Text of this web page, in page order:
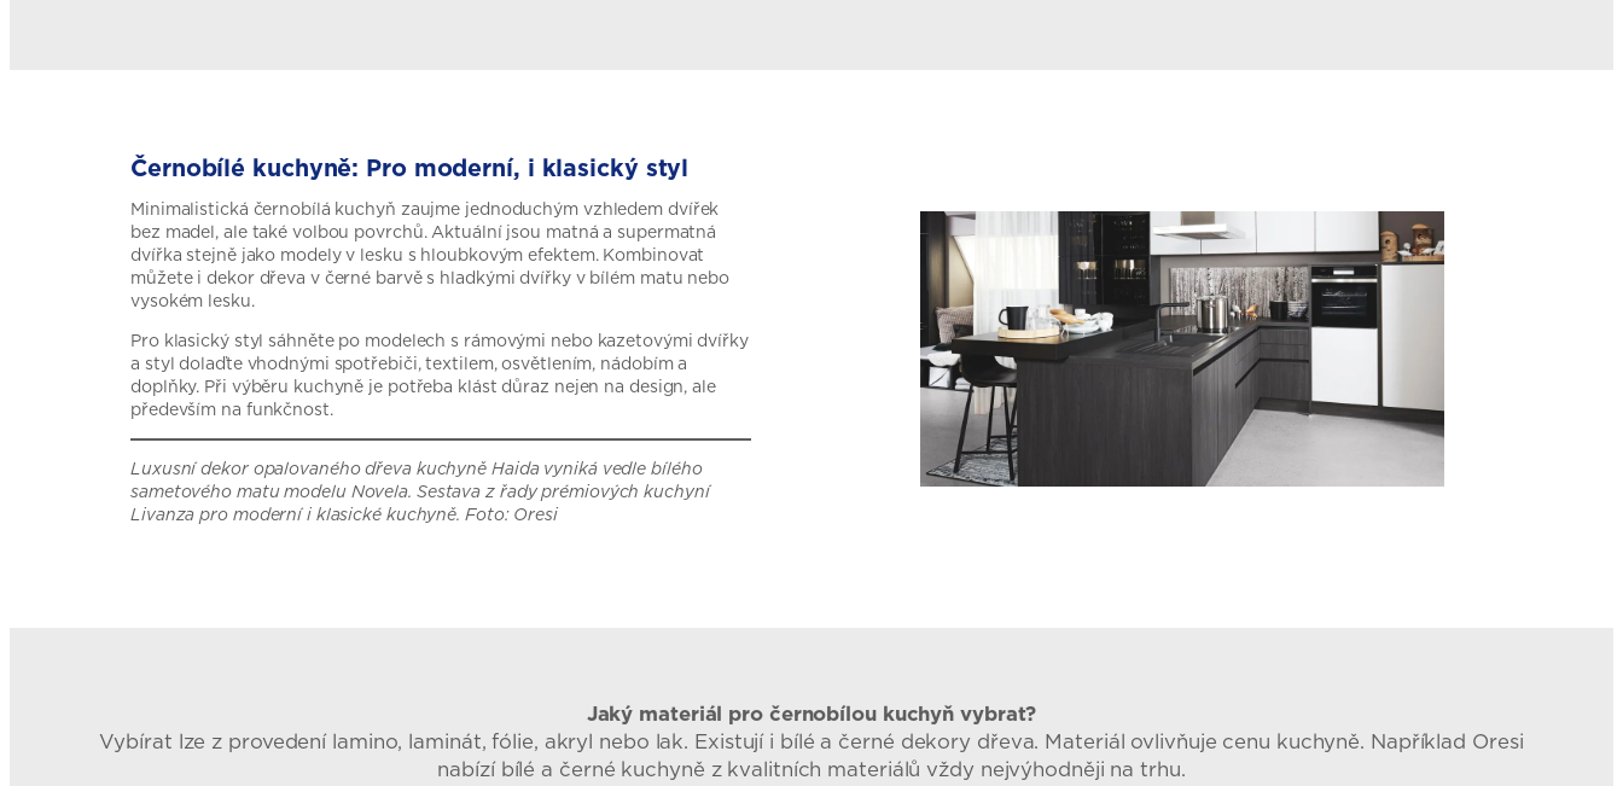
Černobílé kuchyně: Pro moderní, i klasický styl
Minimalistická černobílá kuchyň zaujme jednoduchým vzhledem dvířek
bez madel, ale také volbou povrchů. Aktuální jsou matná a supermatná
dvířka stejně jako modely v lesku s hloubkovým efektem. Kombinovat
můžete i dekor dřeva v černé barvě s hladkými dvířky v bílém matu nebo
vysokém lesku.
Pro klasický styl sáhněte po modelech s rámovými nebo kazetovými dvířky
a styl dolaďte vhodnými spotřebiči, textilem, osvětlením, nádobím a
doplňky. Při výběru kuchyně je potřeba klást důraz nejen na design, ale
především na funkčnost.
Luxusní dekor opalovaného dřeva kuchyně Haida vyniká vedle bílého
sametového matu modelu Novela. Sestava z řady prémiových kuchyní
Livanza pro moderní i klasické kuchyně. Foto: Oresi
Jaký materiál pro černobílou kuchyň vybrat?
Vybírat lze z provedení lamino, laminát, fólie, akryl nebo lak. Existují i bílé a černé dekory dřeva. Materiál ovlivňuje cenu kuchyně. Například Oresi
nabízí bílé a černé kuchyně z kvalitních materiálů vždy nejvýhodněji na trhu.